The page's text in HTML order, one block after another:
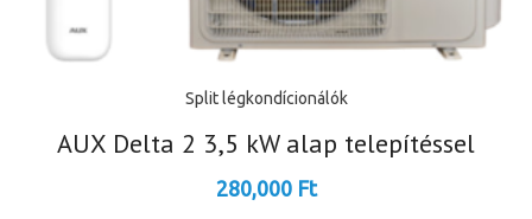
Split légkondícionálók
AUX Delta 2 3,5 kW alap telepítéssel
280,000 Ft